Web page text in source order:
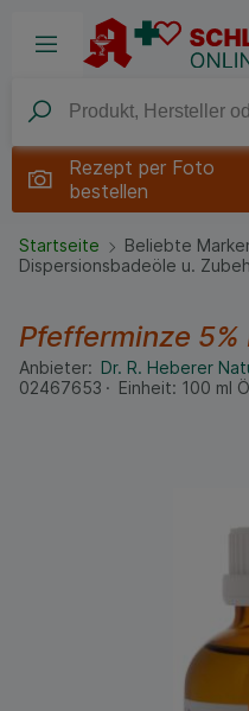
Rezept per Foto
bestellen
Startseite Beliebte
Dispersionsbadeöle u.
Pfefferminze
Anbieter: Dr. R. Heberer
02467653
Einheit: 100 ml